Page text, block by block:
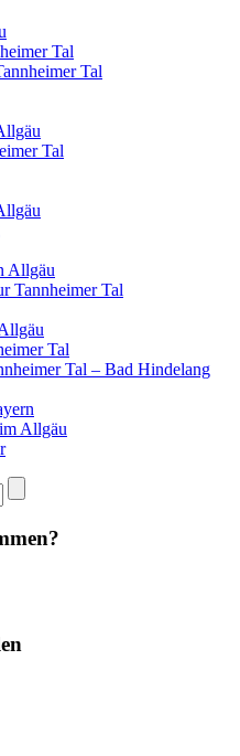
Tal
Tal
Tal
Allgäu
Tannheimer Tal
Tal
Tal – Bad Hindelang
Allgäu